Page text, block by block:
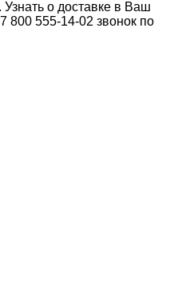
о доставке в Ваш
800 555-14-02 звонок по